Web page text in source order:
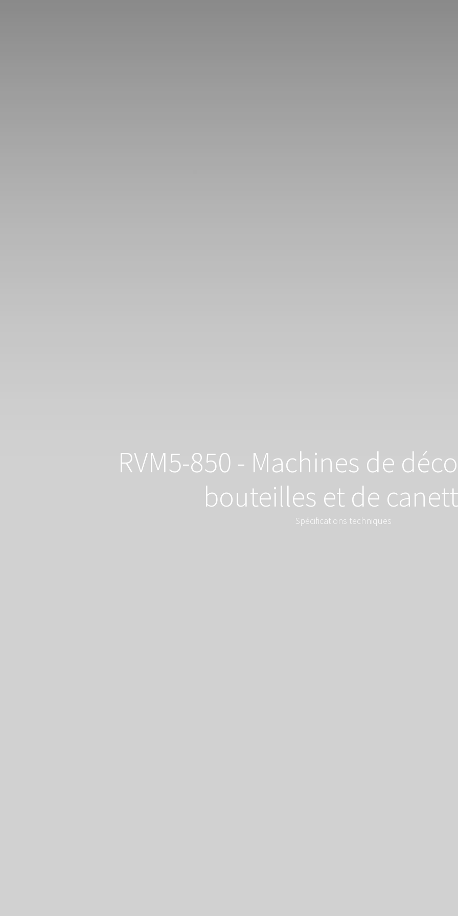
RVM5-850 - Machines de
bouteilles et de
Spécifications techniques